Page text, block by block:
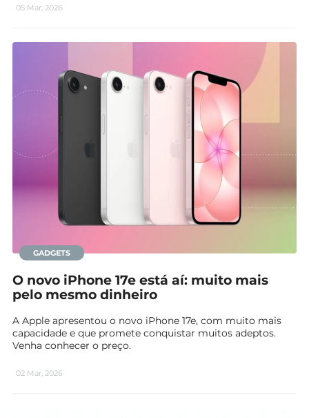
05 Mar, 2026
GADGETS
O novo iPhone 17e está aí: muito mais
pelo mesmo dinheiro
A Apple apresentou o novo iPhone 17e, com muito mais
capacidade e que promete conquistar muitos adeptos.
Venha conhecer o preço.
02 Mar, 2026